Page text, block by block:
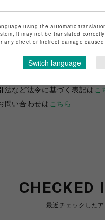
吉祥寺PARCO
法など法令に基づく表記は こ
問い合わせは こちら
CHECKED
最近チェックした
using the automatic
it may not be translated
direct or indirect damage
Switch language